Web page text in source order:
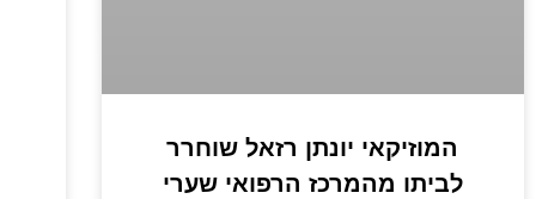
המוזיקאי יונתן רזאל שוחרר
לביתו מהמרכז הרפואי שערי